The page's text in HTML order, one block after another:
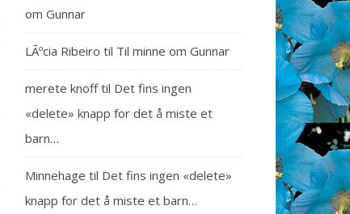
om Gunnar
LÃºcia Ribeiro til Til minne om Gunnar
merete knofftil Det fins ingen
«delete» knapp for det å miste et
barn…
Minnehage til Det fins ingen «delete»
knapp for det å miste et barn…